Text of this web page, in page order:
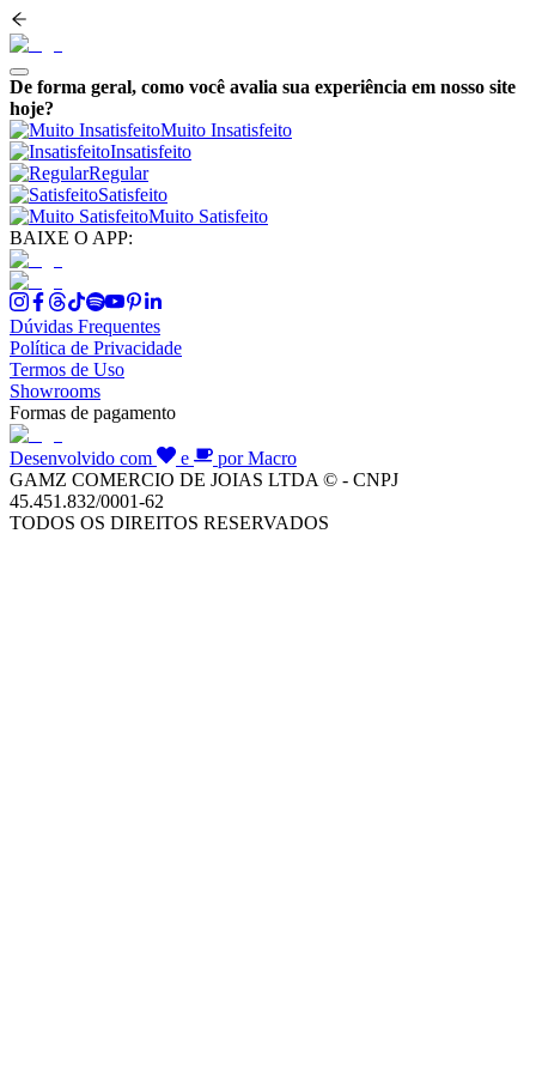
De forma geral, como você avalia sua experiência em nosso site
hoje?
Muito Insatisfeito
Insatisfeito
Regular
Satisfeito
Muito Satisfeito
BAIXE O APP:
Dúvidas Frequentes
Política de Privacidade
Termos de Uso
Showrooms
Formas de pagamento
Desenvolvido com e
por Macro
GAMZ COMERCIO DE JOIAS LTDA © - CNPJ
45.451.832/0001-62
TODOS OS DIREITOS RESERVADOS